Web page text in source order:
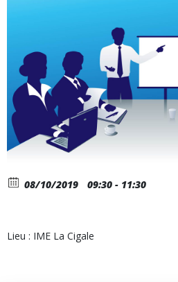
08/10/2019 09:30 - 11:30
Lieu : IME La Cigale